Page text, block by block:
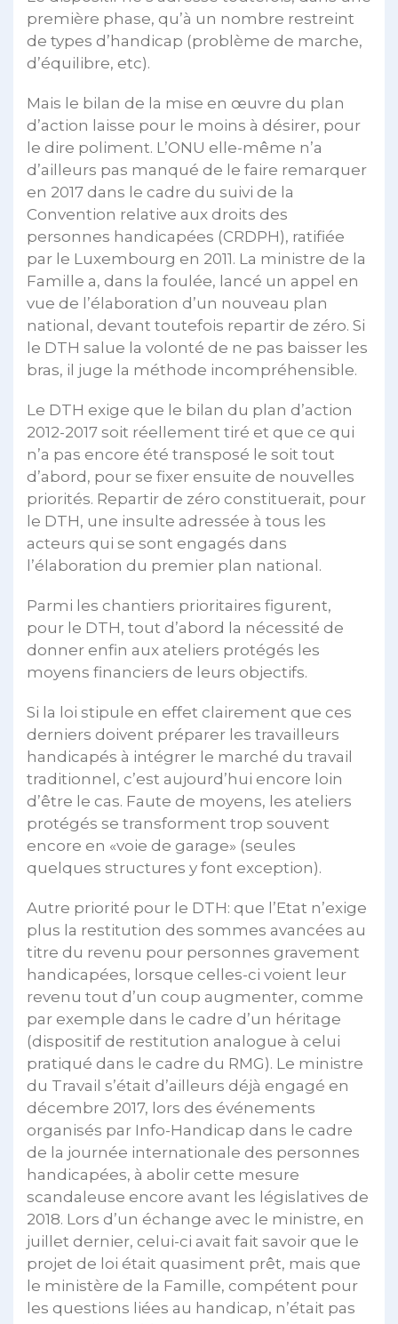
première phase, qu’à un nombre restreint
de types d’handicap (problème de marche,
d’équilibre, etc).
Mais le bilan de la mise en œuvre du plan
d’action laisse pour le moins à désirer, pour
le dire poliment. L’ONU elle-même n’a
d’ailleurs pas manqué de le faire remarquer
en 2017 dans le cadre du suivi de la
Convention relative aux droits des
personnes handicapées (CRDPH), ratifiée
par le Luxembourg en 2011. La ministre de la
Famille a, dans la foulée, lancé un appel en
vue de l’élaboration d’un nouveau plan
national, devant toutefois repartir de zéro. Si
le DTH salue la volonté de ne pas baisser les
bras, il juge la méthode incompréhensible.
Le DTH exige que le bilan du plan d’action
2012-2017 soit réellement tiré et que ce qui
n’a pas encore été transposé le soit tout
d’abord, pour se fixer ensuite de nouvelles
priorités. Repartir de zéro constituerait, pour
le DTH, une insulte adressée à tous les
acteurs qui se sont engagés dans
l’élaboration du premier plan national.
Parmi les chantiers prioritaires figurent,
pour le DTH, tout d’abord la nécessité de
donner enfin aux ateliers protégés les
moyens financiers de leurs objectifs.
Si la loi stipule en effet clairement que ces
derniers doivent préparer les travailleurs
handicapés à intégrer le marché du travail
traditionnel, c’est aujourd’hui encore loin
d’être le cas. Faute de moyens, les ateliers
protégés se transforment trop souvent
encore en «voie de garage» (seules
quelques structures y font exception).
Autre priorité pour le DTH: que l’Etat n’exige
plus la restitution des sommes avancées au
titre du revenu pour personnes gravement
handicapées, lorsque celles-ci voient leur
revenu tout d’un coup augmenter, comme
par exemple dans le cadre d’un héritage
(dispositif de restitution analogue à celui
pratiqué dans le cadre du RMG). Le ministre
du Travail s’était d’ailleurs déjà engagé en
décembre 2017, lors des événements
organisés par Info-Handicap dans le cadre
de la journée internationale des personnes
handicapées, à abolir cette mesure
scandaleuse encore avant les législatives de
2018. Lors d’un échange avec le ministre, en
juillet dernier, celui-ci avait fait savoir que le
projet de loi était quasiment prêt, mais que
le ministère de la Famille, compétent pour
les questions liées au handicap, n’était pas